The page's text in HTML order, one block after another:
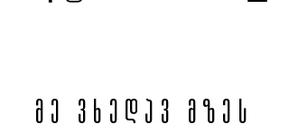
მე ვხედავ მზეს